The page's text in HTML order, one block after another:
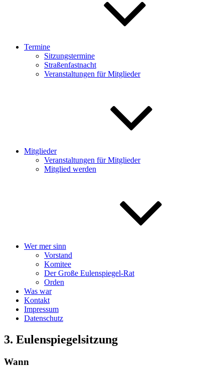
Termine
Sitzungstermine
Straßenfastnacht
Veranstaltungen für Mitglieder
Mitglieder
Veranstaltungen für Mitglieder
Mitglied werden
Wer mer sinn
Vorstand
Komitee
Der Große Eulenspiegel-Rat
Orden
Was war
Kontakt
Impressum
Datenschutz
3. Eulenspiegelsitzung
Wann